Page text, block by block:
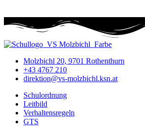
Molzbichl 20, 9701 Rothenthurn
+43 4767 210
direktion@vs-molzbichl.ksn.at
Schulordnung
Leitbild
Verhaltensregeln
GTS